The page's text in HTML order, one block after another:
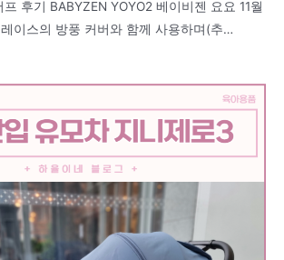
후기 BABYZEN YOYO2 베이비젠 요요 11월
이스의 방풍 커버와 함께 사용하며(추…